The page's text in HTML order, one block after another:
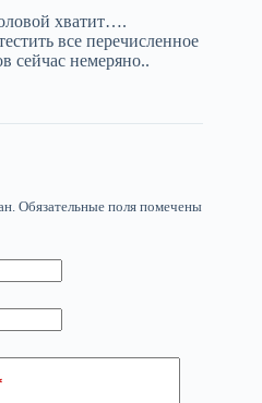
хватит….
все перечисленное
сейчас немеряно..
Обязательные поля помечены